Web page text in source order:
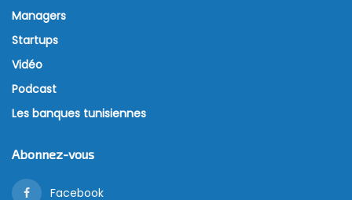
Managers
Startups
Vidéo
Podcast
Les banques tunisiennes
Abonnez-vous
Facebook